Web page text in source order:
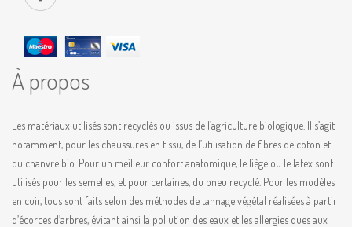
À propos
Les matériaux utilisés sont recyclés ou issus de l’agriculture biologique. Il s’agit
notamment, pour les chaussures en tissu, de l’utilisation de fibres de coton et
du chanvre bio. Pour un meilleur confort anatomique, le liège ou le latex sont
utilisés pour les semelles, et pour certaines, du pneu recyclé. Pour les modèles
en cuir, tous sont faits selon des méthodes de tannage végétal réalisées à partir
d’écorces d’arbres, évitant ainsi la pollution des eaux et les allergies dues aux